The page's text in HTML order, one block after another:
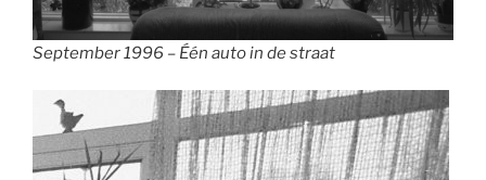
September 1996 – Één auto in de straat